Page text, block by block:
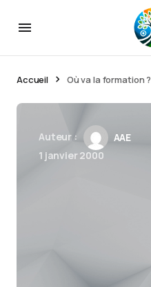
Accueil Où va la formation ?
Auteur :
AAE
1 janvier 2000